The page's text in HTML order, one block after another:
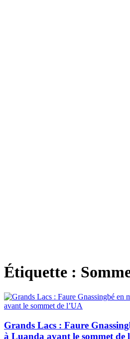
Étiquette :
Grands Lacs : Faure
à Luanda avant le sommet de